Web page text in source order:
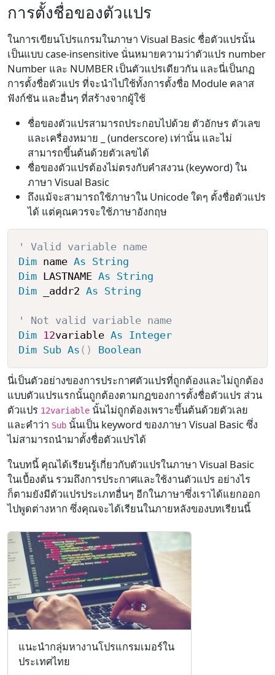
การตั้งชื่อของตัวแปร
ในการเขียนโปรแกรมในภาษา Visual Basic ชื่อตัวแปรนั้น
เป็นแบบ case-insensitive นั่นหมายความว่าตัวแปร number
Number และ NUMBER เป็นตัวแปรเดียวกัน และนี่เป็นกฏ
การตั้งชื่อตัวแปร ที่จะนำไปใช้ทั้งการตั้งชื่อ Module คลาส
ฟังก์ชัน และอื่นๆ ที่สร้างจากผู้ใช้
ชื่อของตัวแปรสามารถประกอบไปด้วย ตัวอักษร ตัวเลข
และเครื่องหมาย _ (underscore) เท่านั้น และไม่
สามารถขึ้นต้นด้วยตัวเลขได้
ชื่อของตัวแปรต้องไม่ตรงกับคำสงวน (keyword) ใน
ภาษา Visual Basic
ถึงแม้จะสามารถใช้ภาษาใน Unicode ใดๆ ตั้งชื่อตัวแปร
ได้ แต่คุณควรจะใช้ภาษาอังกฤษ
' Valid variable name
Dim name As
String
Dim LASTNAME As
String
Dim _addr2 As String
' Not valid variable name
Dim
12variable As
Integer
Dim Sub As ( ) Boolean
นี่เป็นตัวอย่างของการประกาศตัวแปรที่ถูกต้องและไม่ถูกต้อง
แบบตัวแปรแรกนั้นถูกต้องตามกฏของการตั้งชื่อตัวแปร ส่วน
ตัวแปร 12variable นั้นไม่ถูกต้องเพราะขึ้นต้นด้วยตัวเลย
และคำว่า Sub นั้นเป็น keyword ของภาษา Visual Basic ซึ่ง
ไม่สามารถนำมาตั้งชื่อตัวแปรได้
ในบทนี้ คุณได้เรียนรู้เกี่ยวกับตัวแปรในภาษา Visual Basic
ในเบื้องต้น รวมถึงการประกาศและใช้งานตัวแปร อย่างไร
ก็ตามยังมีตัวแปรประเภทอื่นๆ อีกในภาษาซึ่งเราได้แยกออก
ไปพูดต่างหาก ซึ่งคุณจะได้เรียนในภายหลังของบทเรียนนี้
แนะนำกลุ่มหางานโปรแกรมเมอร์ใน
ประเทศไทย